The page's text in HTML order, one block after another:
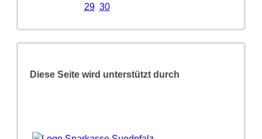
29 30
Diese Seite wird unterstützt durch